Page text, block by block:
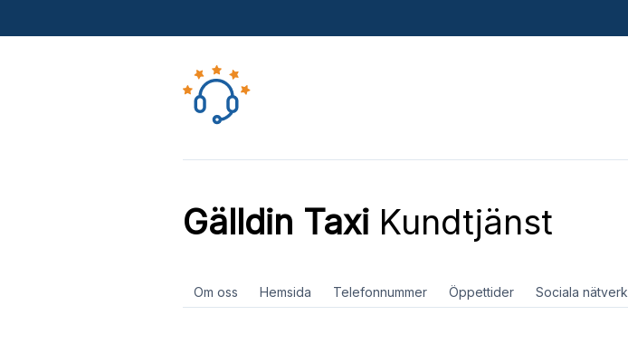
Gälldin TaxiKundtjänst
Om oss Hemsida Telefonnummer Öppettider Sociala nätverk